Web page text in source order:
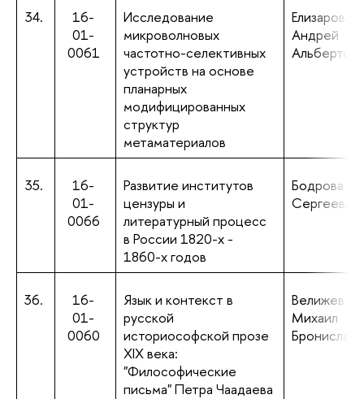
34.
16-
01-
0061
Исследование
микроволновых
частотно-селективных
устройств на основе
планарных
модифицированных
структур
метаматериалов
Елизаров
Андрей
35.
16-
01-
0066
Развитие институтов
цензуры и
литературный процесс
в России 1820-х -
1860-х годов
Бодрова
Сергеевна
36.
16-
01-
0060
Язык и контекст в
русской
историософской прозе
XIX века:
"Философические
письма" Петра Чаадаева
Велижев
Михаил